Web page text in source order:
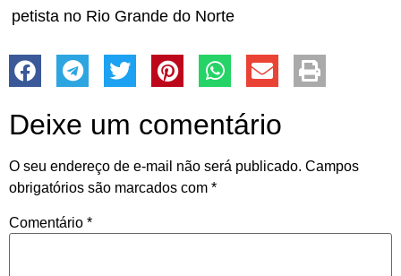
petista no Rio Grande do Norte
Deixe um comentário
O seu endereço de e-mail não será publicado. Campos
obrigatórios são marcados com *
Comentário *